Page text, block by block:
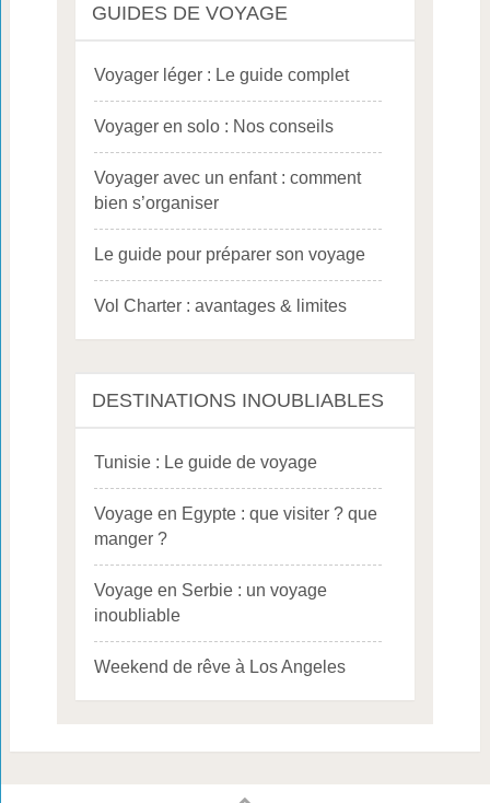
GUIDES DE VOYAGE
Voyager léger : Le guide complet
Voyager en solo : Nos conseils
Voyager avec un enfant : comment
bien s’organiser
Le guide pour préparer son voyage
Vol Charter : avantages & limites
DESTINATIONS INOUBLIABLES
Tunisie : Le guide de voyage
Voyage en Egypte : que visiter ? que
manger ?
Voyage en Serbie : un voyage
inoubliable
Weekend de rêve à Los Angeles